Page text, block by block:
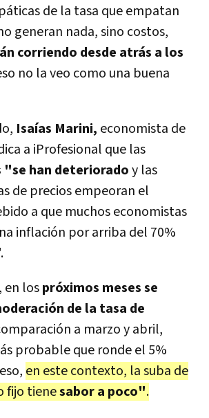
de la tasa que empatan
generan nada, sino costos,
corriendo desde atrás a los
no la veo como una buena
Isaías Marini, economista de
a iProfesional que las
han deterioradoy las
de precios empeoran el
a que muchos economistas
inflación por arriba del 70%
en lospróximos meses se
de la tasa de
a marzo y abril,
probable que ronde el 5%
en este contexto, la suba de
fijo tienesabor a poco".